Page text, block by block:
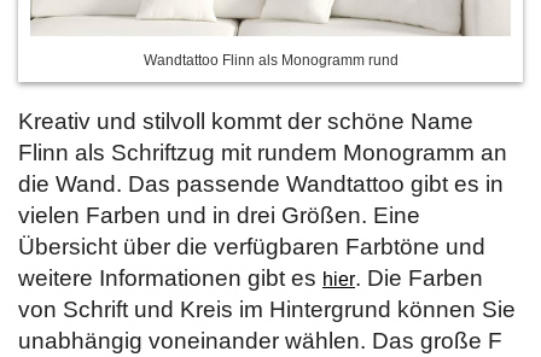
Wandtattoo Flinn als Monogramm rund
Kreativ und stilvoll kommt der schöne Name
Flinn als Schriftzug mit rundem Monogramm an
die Wand. Das passende Wandtattoo gibt es in
vielen Farben und in drei Größen. Eine
Übersicht über die verfügbaren Farbtöne und
weitere Informationen gibt es hier. Die Farben
von Schrift und Kreis im Hintergrund können Sie
unabhängig voneinander wählen. Das große F